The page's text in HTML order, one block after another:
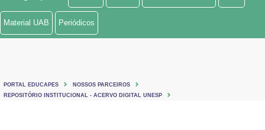
Ministério de Minas e Energia
Ministério do Turismo
Material UAB Periódicos
PORTAL EDUCAPES
NOSSOS PARCEIROS
REPOSITÓRIO INSTITUCIONAL - ACERVO DIGITAL UNESP